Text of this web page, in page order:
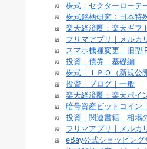
株式：セクターロー
株式銘柄研究：日本特
楽天経済圏：楽天ギ
フリマアプリ｜メル
スマホ機種変更｜旧型
投資｜債券 基礎編
株式｜ＩＰＯ（新規公
投資｜ブログ｜一般
楽天経済圏：楽天ポ
暗号資産ビットコイン
投資｜関連書籍 相場
フリマアプリ｜メル
eBay公式ショッピング